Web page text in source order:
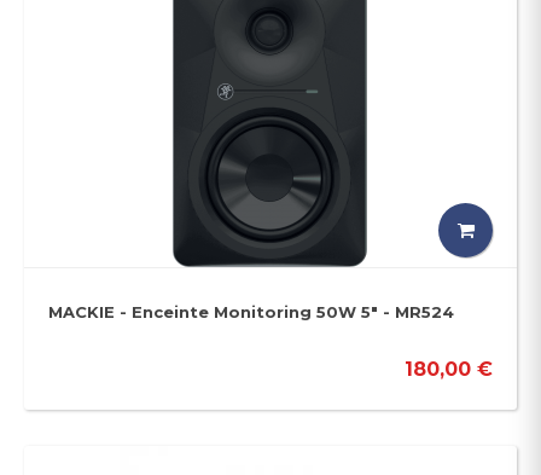
MACKIE - Enceinte Monitoring 50W 5" - MR524
180,00 €